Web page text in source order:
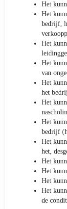
Het
Het
bedrijf,
Het
Het
van
Het
het
Het
Het
bedrijf
Het
het,
Het
Het
Het
Het
de